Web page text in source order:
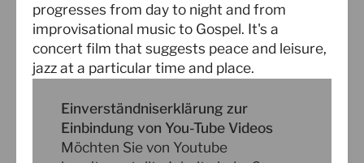
progresses from day to night and from
improvisational music to Gospel. It's a
concert film that suggests peace and leisure,
jazz at a particular time and place.